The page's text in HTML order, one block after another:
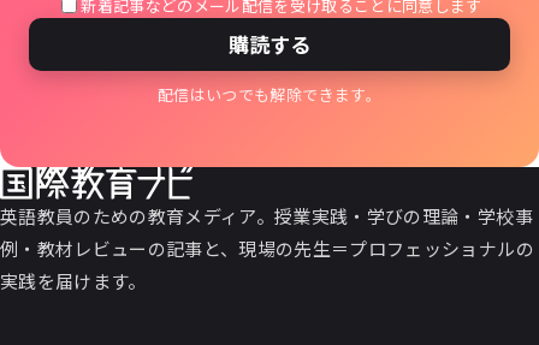
新着記事などのメール配信を受け取ることに同意します
購読する
配信はいつでも解除できます。
英語教員のための教育メディア。授業実践・学びの理論・学校事
例・教材レビューの記事と、現場の先生＝プロフェッショナルの
実践を届けます。